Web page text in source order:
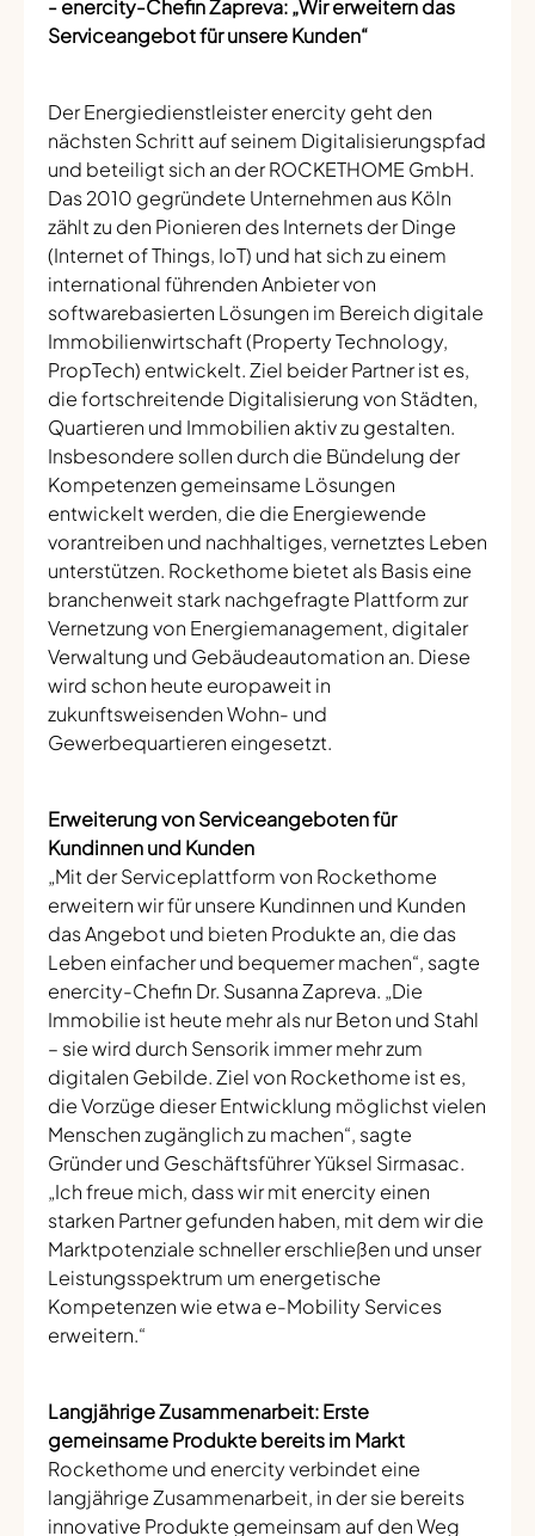
- enercity-Chefin Zapreva: „Wir erweitern das
Serviceangebot für unsere Kunden“
Der Energiedienstleister enercity geht den
nächsten Schritt auf seinem Digitalisierungspfad
und beteiligt sich an der ROCKETHOME GmbH.
Das 2010 gegründete Unternehmen aus Köln
zählt zu den Pionieren des Internets der Dinge
(Internet of Things, IoT) und hat sich zu einem
international führenden Anbieter von
softwarebasierten Lösungen im Bereich digitale
Immobilienwirtschaft (Property Technology,
PropTech) entwickelt. Ziel beider Partner ist es,
die fortschreitende Digitalisierung von Städten,
Quartieren und Immobilien aktiv zu gestalten.
Insbesondere sollen durch die Bündelung der
Kompetenzen gemeinsame Lösungen
entwickelt werden, die die Energiewende
vorantreiben und nachhaltiges, vernetztes Leben
unterstützen. Rockethome bietet als Basis eine
branchenweit stark nachgefragte Plattform zur
Vernetzung von Energiemanagement, digitaler
Verwaltung und Gebäudeautomation an. Diese
wird schon heute europaweit in
zukunftsweisenden Wohn- und
Gewerbequartieren eingesetzt.
Erweiterung von Serviceangeboten für
Kundinnen und Kunden
„Mit der Serviceplattform von Rockethome
erweitern wir für unsere Kundinnen und Kunden
das Angebot und bieten Produkte an, die das
Leben einfacher und bequemer machen“, sagte
enercity-Chefin Dr. Susanna Zapreva. „Die
Immobilie ist heute mehr als nur Beton und Stahl
– sie wird durch Sensorik immer mehr zum
digitalen Gebilde. Ziel von Rockethome ist es,
die Vorzüge dieser Entwicklung möglichst vielen
Menschen zugänglich zu machen“, sagte
Gründer und Geschäftsführer Yüksel Sirmasac.
„Ich freue mich, dass wir mit enercity einen
starken Partner gefunden haben, mit dem wir die
Marktpotenziale schneller erschließen und unser
Leistungsspektrum um energetische
Kompetenzen wie etwa e-Mobility Services
erweitern.“
Langjährige Zusammenarbeit: Erste
gemeinsame Produkte bereits im Markt
Rockethome und enercity verbindet eine
langjährige Zusammenarbeit, in der sie bereits
innovative Produkte gemeinsam auf den Weg